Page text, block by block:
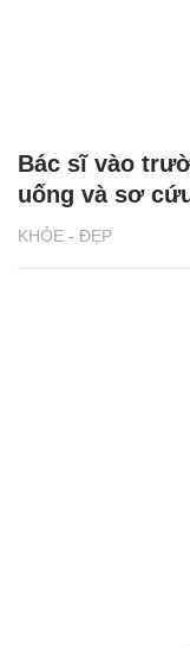
KHỎE - ĐẸP
Bác sĩ vào
uống và sơ